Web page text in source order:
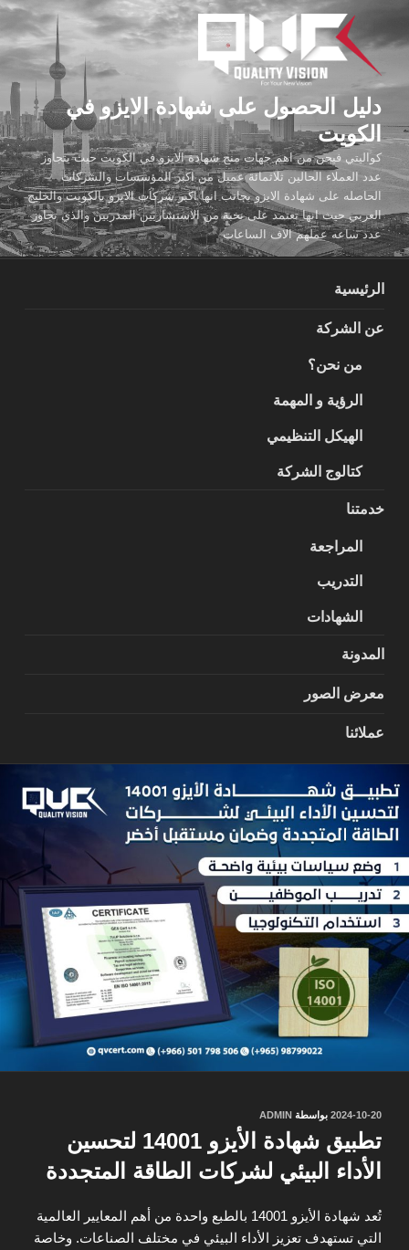
المحتوى
دليل الحصول على شهادة الايزو في
الكويت
كواليتي فيجن من اهم جهات منح شهادة الايزو في الكويت حيث يتجاوز
عدد العملاء الحالين ثلاثمائة عميل من اكبر المؤسسات والشركات
الحاصله على شهادة الايزو بجانب انها اكبر شركات الايزو بالكويت والخليج
العربي حيث انها تعتمد على نخبة من الاستشاريين المدربين والذي تجاوز
عدد ساعه عملهم الاف الساعات
الرئيسية
عن الشركة
من نحن؟
الرؤية و المهمة
الهيكل التنظيمي
كتالوج الشركة
خدمتنا
المراجعة
التدريب
الشهادات
المدونة
معرض الصور
عملائنا
نُشر
2024-10-20 بواسطة ADMIN
تطبيق شهادة الأيزو 14001 لتحسين
الأداء البيئي لشركات الطاقة المتجددة
تُعد شهادة الأيزو 14001 بالطبع واحدة من أهم المعايير العالمية
التي تستهدف تعزيز الأداء البيئي في مختلف الصناعات. وخاصة